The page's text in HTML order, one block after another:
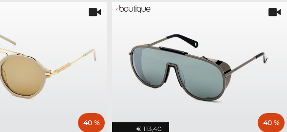
40 %
€ 113,40
40 %